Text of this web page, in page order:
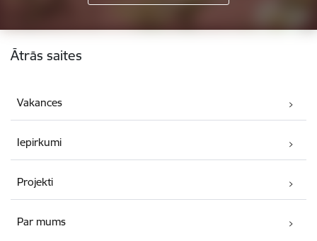
Kājene
Ātrās saites
Vakances
Iepirkumi
Projekti
Par mums